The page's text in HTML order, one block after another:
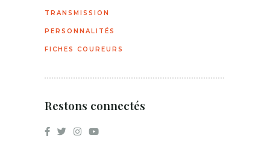
TRANSMISSION
PERSONNALITÉS
FICHES COUREURS
Restons connectés